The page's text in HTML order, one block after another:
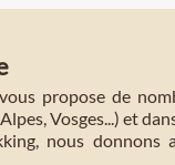
propose de
Vosges...) et
nous